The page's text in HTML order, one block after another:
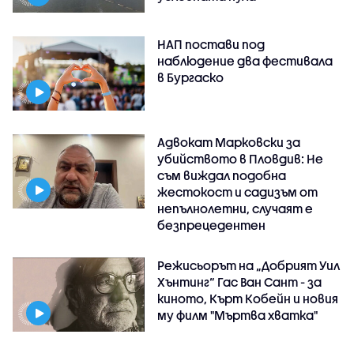
НАП постави под
наблюдение два фестивала
в Бургаско
Адвокат Марковски за
убийството в Пловдив: Не
съм виждал подобна
жестокост и садизъм от
непълнолетни, случаят е
безпрецедентен
Режисьорът на „Добрият Уил
Хънтинг“ Гас Ван Сант - за
киното, Кърт Кобейн и новия
му филм "Мъртва хватка"